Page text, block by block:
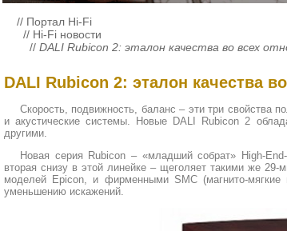
// Портал Hi-Fi
// Hi-Fi новости
// DALI Rubicon 2: эталон качества во всех
DALI Rubicon 2: эталон качества
Скорость, подвижность, баланс – эти три свойства
и акустические системы. Новые DALI Rubicon 2
другими.
Новая серия Rubicon – «младший собрат» High-
вторая снизу в этой линейке – щеголяет такими же
моделей Epicon, и фирменными SMC (магнито-
уменьшению искажений.